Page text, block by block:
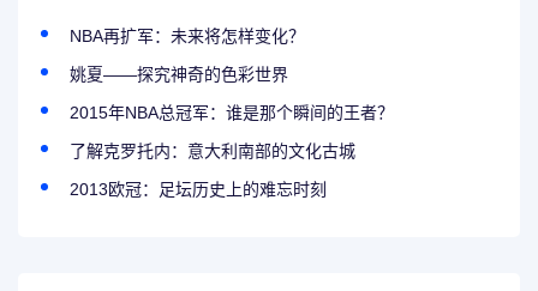
NBA再扩军：未来将怎样变化？
姚夏——探究神奇的色彩世界
2015年NBA总冠军：谁是那个瞬间的王者？
了解克罗托内：意大利南部的文化古城
2013欧冠：足坛历史上的难忘时刻